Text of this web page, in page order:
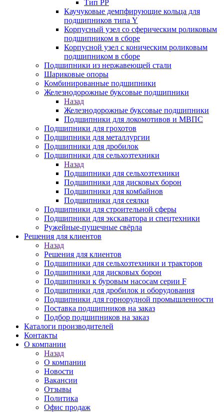
Тип PP
Каучуковые демпфирующие кольца для
подшипников типа Y
Корпусный узел со сферическим роликовым
подшипником в сборе
Корпусной узел с коническим роликовым
подшипником в сборе
Подшипники из нержавеющей стали
Шариковые опоры
Комбинированные подшипники
Железнодорожные буксовые подшипники
Назад
Железнодорожные буксовые подшипники
Подшипники для локомотивов и МВПС
Подшипники для грохотов
Подшипники для металлургии
Подшипники для дробилок
Подшипники для сельхозтехники
Назад
Подшипники для сельхозтехники
Подшипники для дисковых борон
Подшипники для комбайнов
Подшипники для сеялки
Подшипники для строительной сферы
Подшипники для экскаватора и спецтехники
Ружейные-пушечные свёрла
Решения для клиентов
Назад
Решения для клиентов
Подшипники для сельхозтехники и тракторов
Подшипники для дисковых борон
Подшипники к буровым насосам серии F
Подшипники для дробилок и оборудования
Подшипники для горнорудной промышленности
Поставка подшипников на заказ
Подбор подшипников на заказ
Каталоги производителей
Контакты
О компании
Назад
О компании
Новости
Вакансии
Отзывы
Политика
Офис продаж